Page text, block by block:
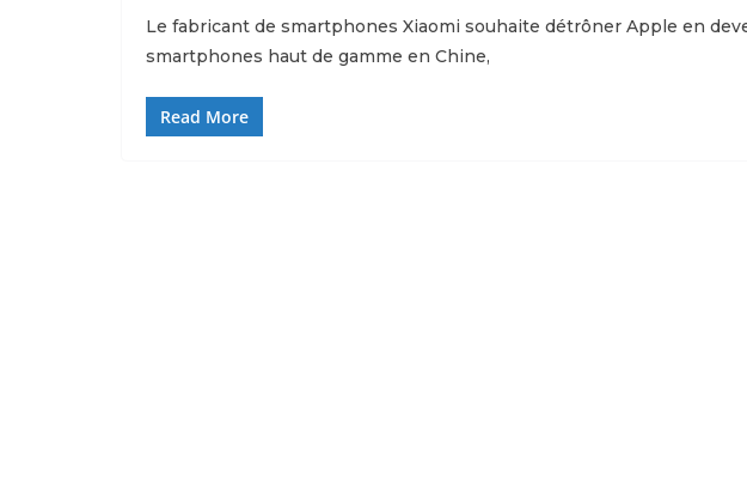
Le fabricant de smartphones Xiaomi souhaite détrôner Apple en
smartphones haut de gamme en Chine,
Read More